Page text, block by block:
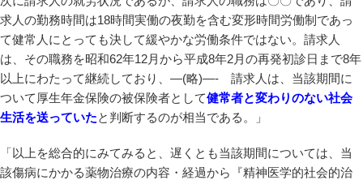
求人の勤務時間は18時間実働の夜勤を含む変形時間労働制であっ
て健常人にとっても決して緩やかな労働条件ではない。請求人
は、その職務を昭和62年12月から平成8年2月の再発初診日まで8年
以上にわたって継続しており、—(略)—- 請求人は、当該期間に
ついて厚生年金保険の被保険者として健常者と変わりのない社会
生活を送っていたと判断するのが相当である。」
「以上を総合的にみてみると、遅くとも当該期間については、当
該傷病にかかる薬物治療の内容・経過から『精神医学的社会的治